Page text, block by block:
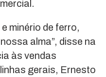
minério de ferro,
alma”, disse na
às vendas
gerais, Ernesto